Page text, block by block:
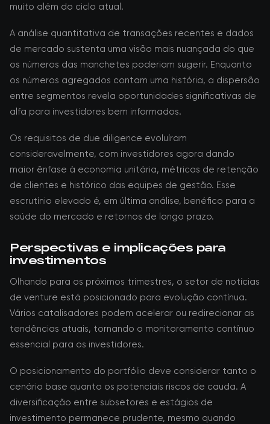
muito além do ciclo atual.
A análise quantitativa de transações recentes e dados
de mercado sustenta uma visão mais nuançada do que
os números das manchetes poderiam sugerir. Enquanto
os números agregados contam uma história, a dispersão
entre segmentos revela oportunidades significativas de
alfa para investidores bem informados.
Os requisitos de due diligence evoluíram
consideravelmente, com investidores agora dando
maior ênfase à economia unitária, métricas de retenção
de clientes e histórico das equipes de gestão. Esse
escrutínio elevado é, em última análise, benéfico para a
saúde do mercado e retornos de longo prazo.
Perspectivas e implicações para
investimentos
Olhando para os próximos trimestres, o setor de notícias
de venture está posicionado para evolução contínua.
Vários catalisadores podem acelerar ou redirecionar as
tendências atuais, tornando o monitoramento contínuo
essencial para os investidores.
O posicionamento do portfólio deve considerar tanto o
cenário base quanto os potenciais riscos de cauda. A
diversificação entre subsetores e estágios de
investimento permanece prudente, mesmo quando